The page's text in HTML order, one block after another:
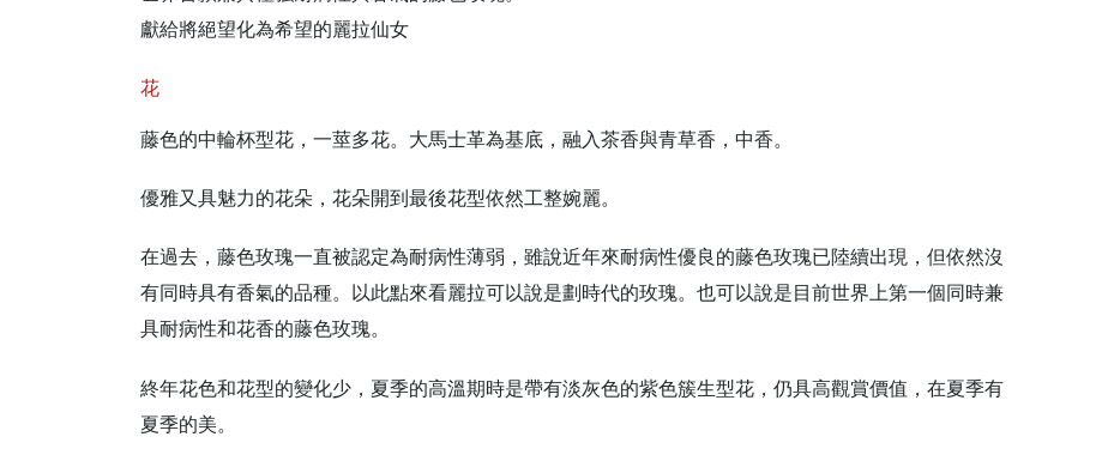
獻給將絕望化為希望的麗拉仙女
花
藤色的中輪杯型花，一莖多花。大馬士革為基底，融入茶香與青草香，中香。
優雅又具魅力的花朵，花朵開到最後花型依然工整婉麗。
在過去，藤色玫瑰一直被認定為耐病性薄弱，雖說近年來耐病性優良的藤色玫瑰已陸續出現，但依然沒
有同時具有香氣的品種。以此點來看麗拉可以說是劃時代的玫瑰。也可以說是目前世界上第一個同時兼
具耐病性和花香的藤色玫瑰。
終年花色和花型的變化少，夏季的高溫期時是帶有淡灰色的紫色簇生型花，仍具高觀賞價值，在夏季有
夏季的美。